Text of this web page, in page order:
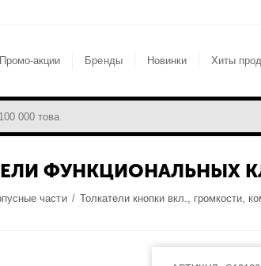
Промо-акции Бренды Новинки Хиты
ФУНКЦИОНАЛЬНЫХ
части / Толкатели кнопки вкл., громкости,